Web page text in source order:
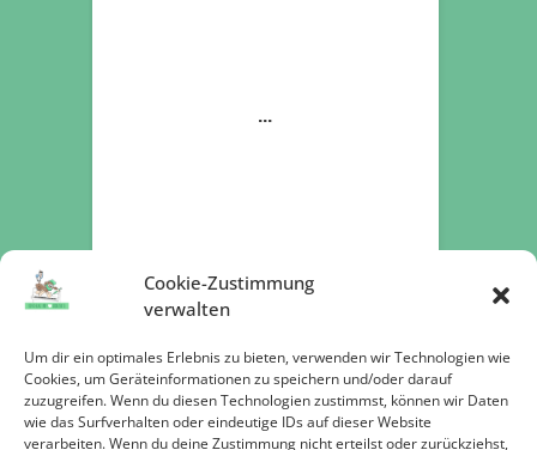
Cookie-Zustimmung
verwalten
Um dir ein optimales Erlebnis zu bieten, verwenden wir Technologien wie
Cookies, um Geräteinformationen zu speichern und/oder darauf
zuzugreifen. Wenn du diesen Technologien zustimmst, können wir Daten
wie das Surfverhalten oder eindeutige IDs auf dieser Website
verarbeiten. Wenn du deine Zustimmung nicht erteilst oder zurückziehst,
Jetzt spenden